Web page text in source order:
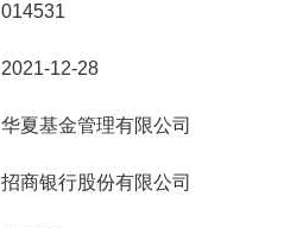
014531
2021-12-28
华夏基金管理有限公司
招商银行股份有限公司